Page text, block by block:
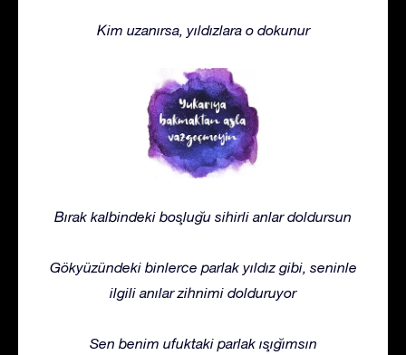
Kim uzanırsa, yıldızlara o dokunur
Bırak kalbindeki boşluğu sihirli anlar doldursun
Gökyüzündeki binlerce parlak yıldız gibi, seninle
ilgili anılar zihnimi dolduruyor
Sen benim ufuktaki parlak ışığımsın